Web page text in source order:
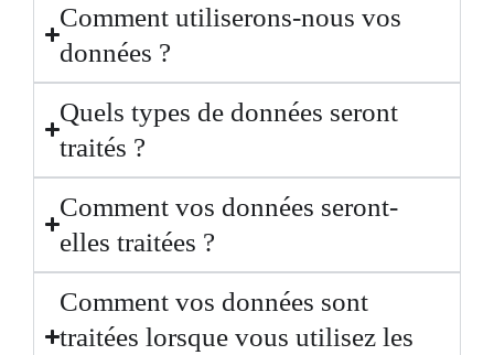
Comment utiliserons-nous vos
données ?
Quels types de données seront
traités ?
Comment vos données seront-
elles traitées ?
Comment vos données sont
traitées lorsque vous utilisez les